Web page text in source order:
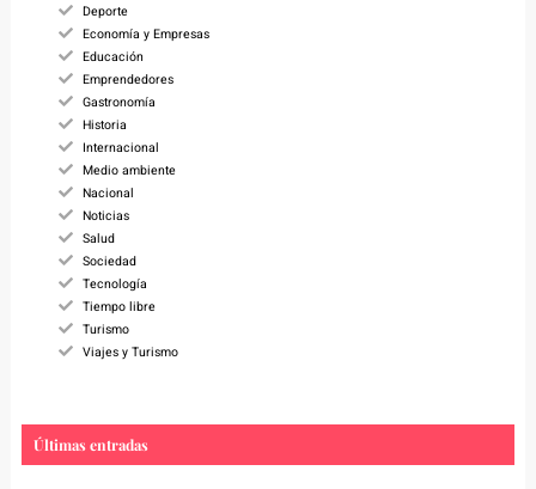
Deporte
Economía y Empresas
Educación
Emprendedores
Gastronomía
Historia
Internacional
Medio ambiente
Nacional
Noticias
Salud
Sociedad
Tecnología
Tiempo libre
Turismo
Viajes y Turismo
Últimas entradas